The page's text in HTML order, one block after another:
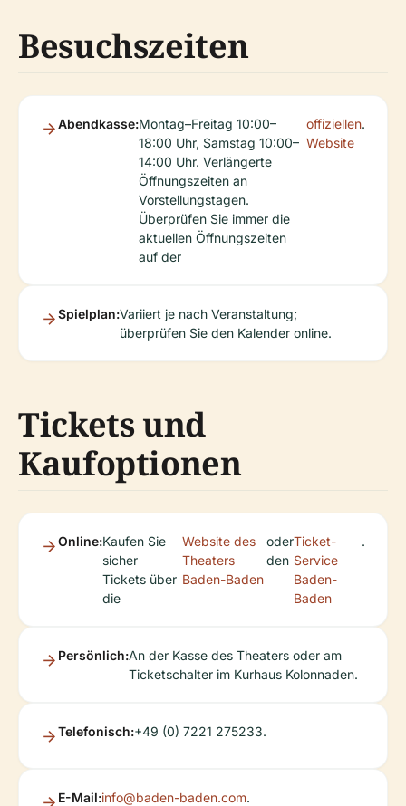
Besuchszeiten
Abendkasse:Montag–Freitag 10:00–
18:00 Uhr, Samstag 10:00–
14:00 Uhr. Verlängerte
Öffnungszeiten an
Vorstellungstagen.
Überprüfen Sie immer die
aktuellen Öffnungszeiten
auf der
offiziellen
Website
.
Spielplan:Variiert je nach Veranstaltung;
überprüfen Sie den Kalender online.
Tickets und
Kaufoptionen
Online:Kaufen Sie
sicher
Tickets über
die
Website des
Theaters
Baden-Baden
oder
den
Ticket-
Service
Baden-
Baden
.
Persönlich:An der Kasse des Theaters oder am
Ticketschalter im Kurhaus Kolonnaden.
Telefonisch:+49 (0) 7221 275233.
E-Mail:info@baden-baden.com.